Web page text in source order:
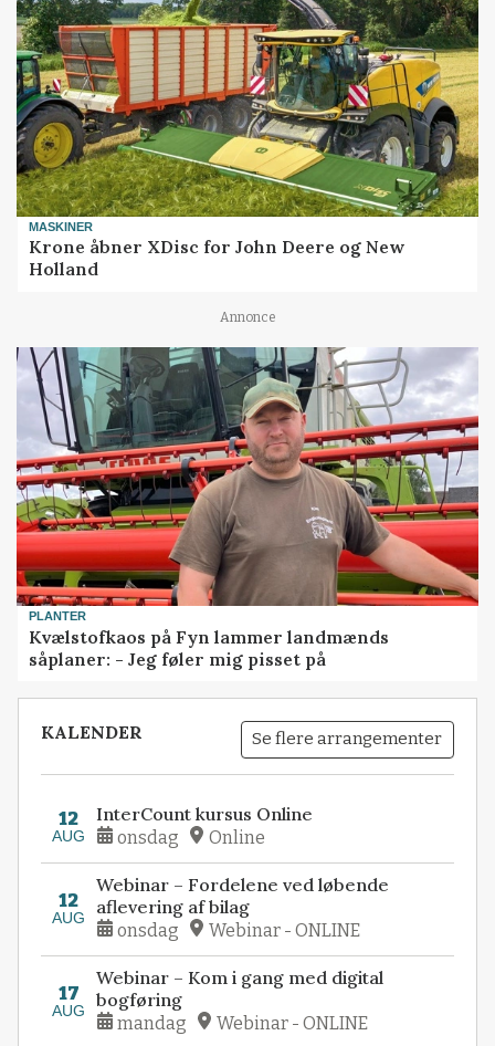
MASKINER
Krone åbner XDisc for John Deere og New
Holland
Annonce
PLANTER
Kvælstofkaos på Fyn lammer landmænds
såplaner: - Jeg føler mig pisset på
KALENDER Se flere arrangementer
12
AUG
InterCount kursus Online
onsdag Online
12
AUG
Webinar – Fordelene ved løbende
aflevering af bilag
onsdag Webinar - ONLINE
17
AUG
Webinar – Kom i gang med digital
bogføring
mandag Webinar - ONLINE